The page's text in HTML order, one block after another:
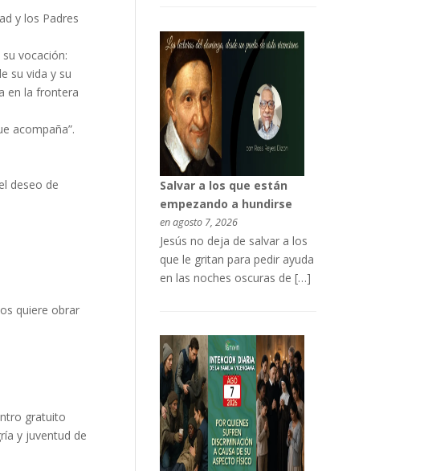
y los Padres
vocación:
su vida y su
en la frontera
acompaña”.
deseo de
quiere obrar
gratuito
y juventud de
Salvar a los que están
empezando a hundirse
en agosto 7, 2026
Jesús no deja de salvar a los
que le gritan para pedir ayuda
en las noches oscuras de […]